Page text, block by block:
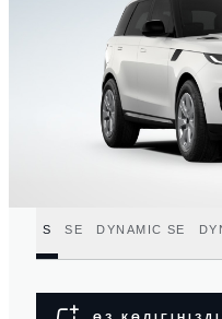
S SE DYNAMIC SE